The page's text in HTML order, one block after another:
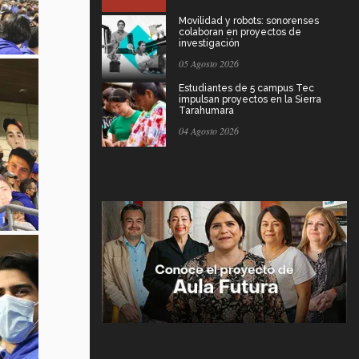
Movilidad y robots: sonorenses
colaboran en proyectos de
investigación
05 Agosto 2026
Estudiantes de 5 campus Tec
impulsan proyectos en la Sierra
Tarahumara
04 Agosto 2026